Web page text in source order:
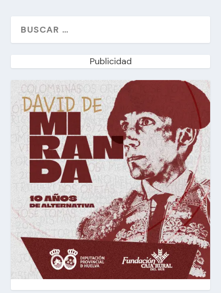
Publicidad